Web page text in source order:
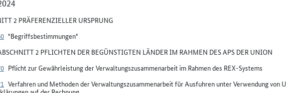
2 PRÄFERENZIELLER URSPRUNG
"Begriffsbestimmungen"
2 PFLICHTEN DER BEGÜNSTIGTEN LÄNDER IM RAHMEN DES APS DER UNION
Pflicht zur Gewährleistung der Verwaltungszusammenarbeit im Rahmen des REX-Systems
Verfahren und Methoden der Verwaltungszusammenarbeit für Ausfuhren unter Verwendung von